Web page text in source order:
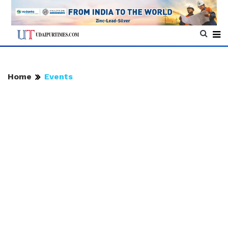
Home Events